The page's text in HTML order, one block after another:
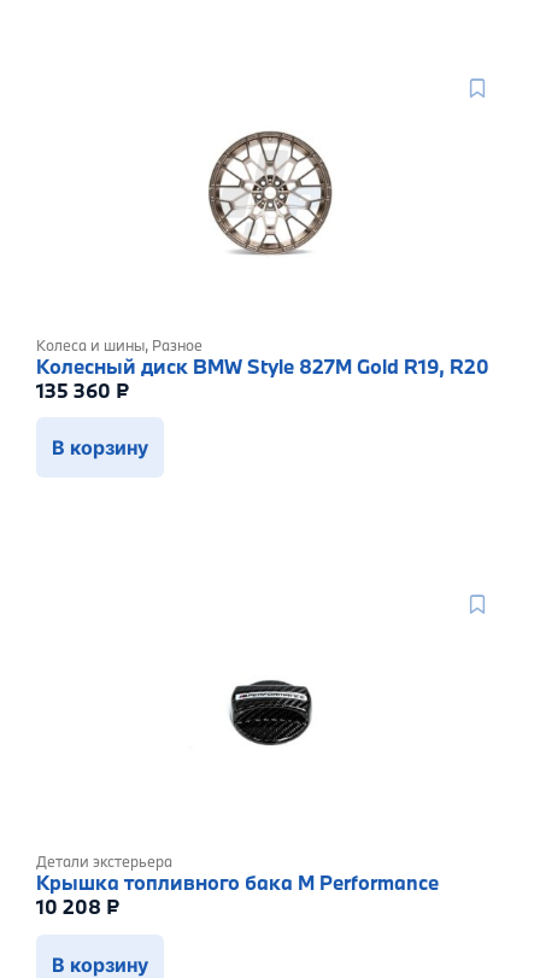
Колеса и шины, Разное
Колесный диск BMW Style 827M Gold R19, R20
135 360 ₽
В корзину
Детали экстерьера
Крышка топливного бака M Performance
10 208 ₽
В корзину